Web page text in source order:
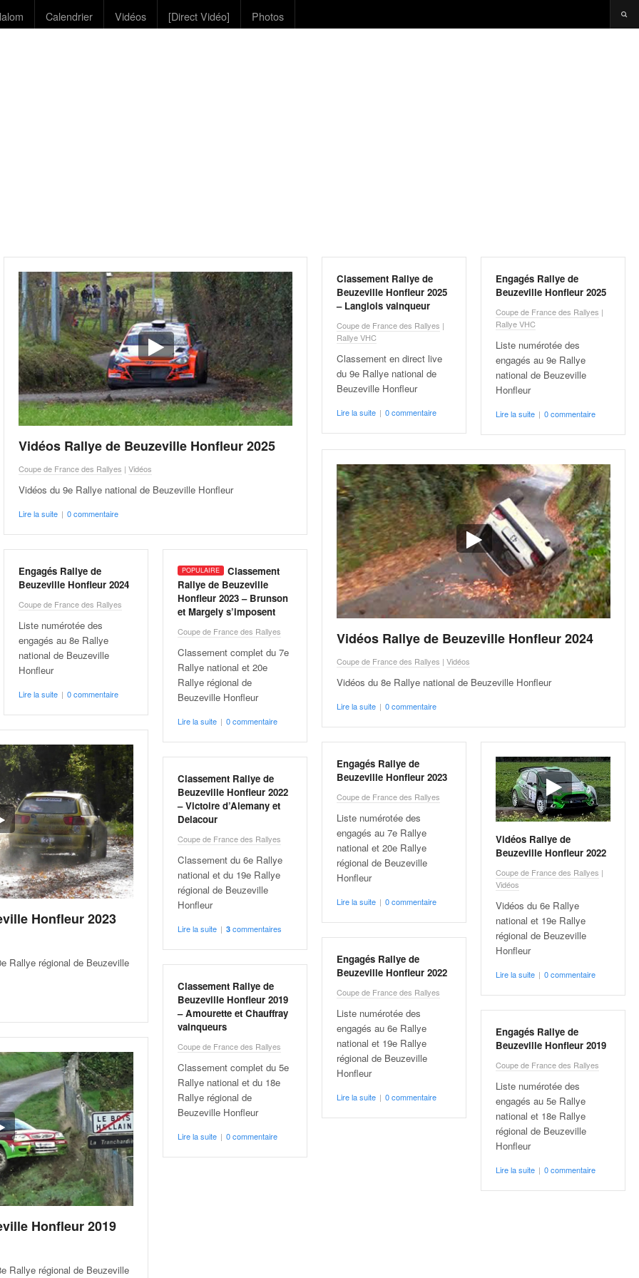
Calendrier Vidéos [Direct Vidéo] Photos
Vidéos Rallye de Beuzeville Honfleur 2025
Coupe de France des Rallyes | Vidéos
Vidéos du 9e Rallye national de Beuzeville Honfleur
Lire la suite | 0 commentaire
Classement Rallye de
Beuzeville Honfleur 2025
– Langlois vainqueur
Coupe de France des Rallyes |
Rallye VHC
Classement en direct live
du 9e Rallye national de
Beuzeville Honfleur
Lire la suite | 0 commentaire
Engagés Rallye de
Beuzeville Honfleur 2025
Coupe de France des Rallyes |
Rallye VHC
Liste numérotée des
engagés au 9e Rallye
national de Beuzeville
Honfleur
Lire la suite | 0 commentaire
Vidéos Rallye de Beuzeville Honfleur 2024
Coupe de France des Rallyes | Vidéos
Vidéos du 8e Rallye national de Beuzeville Honfleur
Lire la suite | 0 commentaire
Engagés Rallye de
Beuzeville Honfleur 2024
Coupe de France des Rallyes
Liste numérotée des
engagés au 8e Rallye
national de Beuzeville
Honfleur
Lire la suite | 0 commentaire
Honfleur 2023
Rallye régional de Beuzeville
Classement
Rallye de Beuzeville
Honfleur 2023 – Brunson
et Margely s’imposent
Coupe de France des Rallyes
Classement complet du 7e
Rallye national et 20e
Rallye régional de
Beuzeville Honfleur
Lire la suite | 0 commentaire
Engagés Rallye de
Beuzeville Honfleur 2023
Coupe de France des Rallyes
Liste numérotée des
engagés au 7e Rallye
national et 20e Rallye
régional de Beuzeville
Honfleur
Lire la suite | 0 commentaire
Vidéos Rallye de
Beuzeville Honfleur 2022
Coupe de France des Rallyes |
Vidéos
Vidéos du 6e Rallye
national et 19e Rallye
régional de Beuzeville
Honfleur
Lire la suite | 0 commentaire
Classement Rallye de
Beuzeville Honfleur 2022
– Victoire d’Alemany et
Delacour
Coupe de France des Rallyes
Classement du 6e Rallye
national et du 19e Rallye
régional de Beuzeville
Honfleur
Lire la suite | 3 commentaires
Engagés Rallye de
Beuzeville Honfleur 2022
Coupe de France des Rallyes
Liste numérotée des
engagés au 6e Rallye
national et 19e Rallye
régional de Beuzeville
Honfleur
Lire la suite | 0 commentaire
Honfleur 2019
Rallye régional de Beuzeville
Classement Rallye de
Beuzeville Honfleur 2019
– Amourette et Chauffray
vainqueurs
Coupe de France des Rallyes
Classement complet du 5e
Rallye national et du 18e
Rallye régional de
Beuzeville Honfleur
Lire la suite | 0 commentaire
Engagés Rallye de
Beuzeville Honfleur 2019
Coupe de France des Rallyes
Liste numérotée des
engagés au 5e Rallye
national et 18e Rallye
régional de Beuzeville
Honfleur
Lire la suite | 0 commentaire